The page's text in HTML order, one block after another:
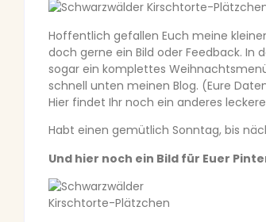
Hoffentlich gefallen Euch meine
doch gerne ein Bild oder Feedback.
sogar ein komplettes
schnell unten meinen Blog. (Eure
Hier findet Ihr noch ein anderes
Habt einen gemütlich Sonntag, bis
Und hier noch ein Bild für Euer